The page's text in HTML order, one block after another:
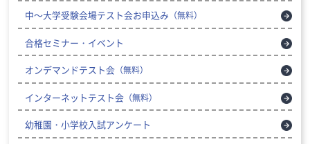
中～大学受験会場テスト会お申込み （無料）
合格セミナー・イベント
オンデマンドテスト会 （無料）
インターネットテスト会 （無料）
幼稚園・小学校入試アンケート